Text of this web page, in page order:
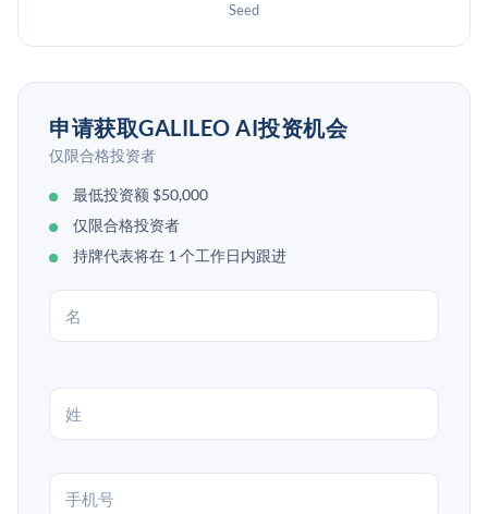
Seed
申请获取GALILEO AI投资机会
仅限合格投资者
最低投资额 $50,000
仅限合格投资者
持牌代表将在 1 个工作日内跟进